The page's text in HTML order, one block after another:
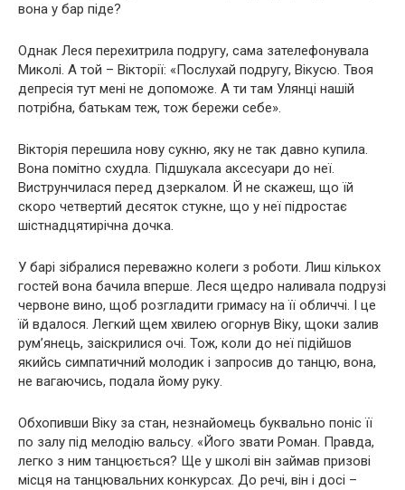
вона у бар піде?
Однак Леся перехитрила подругу, сама зателефонувала
Миколі. А той – Вікторії: «Послухай подругу, Вікусю. Твоя
дeпpeсія тут мені не допоможе. А ти там Улянці нашій
потрібна, батькам теж, тож бережи себе».
Вікторія перешила нову сукню, яку не так давно купила.
Вона помітно схудла. Підшукала аксесуари до неї.
Виструнчилася перед дзеркалом. Й не скажеш, що їй
скоро четвертий десяток стукне, що у неї підростає
шістнадцятирічна дочка.
У барі зібралися переважно колеги з роботи. Лиш кількох
гостей вона бачила вперше. Леся щедро наливала подрузі
червоне вино, щоб розгладити гримасу на її обличчі. І це
їй вдалося. Легкий щем хвилею огорнув Віку, щоки залив
рум’янець, заіскрилися очі. Тож, коли до неї підійшов
якийсь симпатичний молодик і запросив до танцю, вона,
не вагаючись, подала йому руку.
Обхопивши Віку за стан, незнайомець буквально поніс її
по залу під мелодію вальсу. «Його звати Роман. Правда,
легко з ним танцюється? Ще у школі він займав призові
місця на танцювальних конкурсах. До речі, він і досі –